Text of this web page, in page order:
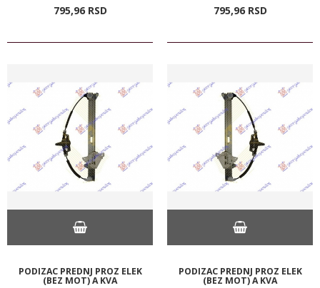
795,96 RSD 795,96 RSD
PODIZAC PREDNJ PROZ ELEK
(BEZ MOT) A KVA
PODIZAC PREDNJ PROZ ELEK
(BEZ MOT) A KVA